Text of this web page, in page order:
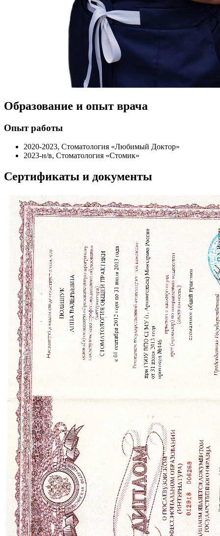
Образование и опыт врача
Опыт работы
2020-2023, Стоматология «Любимый Доктор»
2023-н/в, Стоматология «Стомик»
Сертификаты и документы